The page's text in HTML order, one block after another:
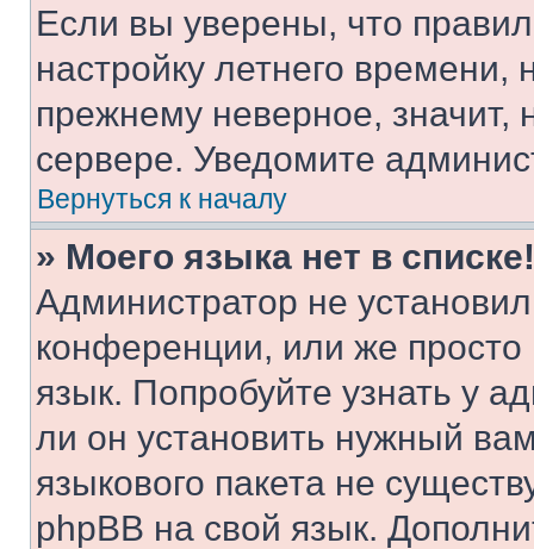
Если вы уверены, что
настройку летнего
прежнему неверное, значит,
сервере. Уведомите
Вернуться к началу
» Моего языка нет в списке!
Администратор не
конференции, или же
язык. Попробуйте узнать у
ли он установить нужный
языкового пакета не
phpBB на свой язык.